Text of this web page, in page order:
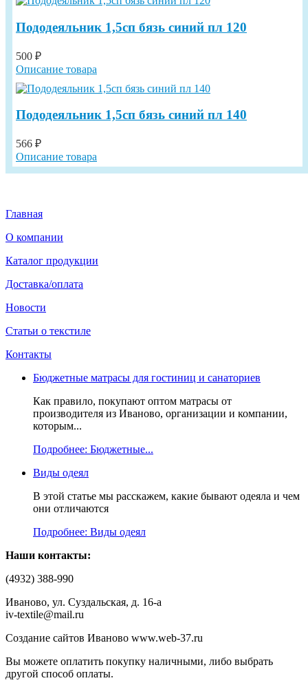
Пододеяльник 1,5сп бязь синий пл 120
500 ₽
Описание товара
Пододеяльник 1,5сп бязь синий пл 140
566 ₽
Описание товара
Главная
О компании
Каталог продукции
Доставка/оплата
Новости
Статьи о текстиле
Контакты
Бюджетные матрасы для гостиниц и санаториев
Как правило, покупают оптом матрасы от
производителя из Иваново, организации и компании,
которым...
Подробнее: Бюджетные...
Виды одеял
В этой статье мы расскажем, какие бывают одеяла и чем
они отличаются
Подробнее: Виды одеял
Наши контакты:
(4932) 388-990
Иваново, ул. Суздальская, д. 16-а
iv-textile@mail.ru
Создание сайтов Иваново www.web-37.ru
Вы можете оплатить покупку наличными, либо выбрать
другой способ оплаты.